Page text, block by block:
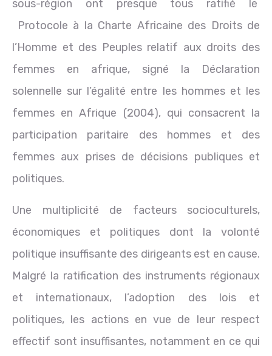
sous-région ont presque tous ratifié le
Protocole à la Charte Africaine des Droits de
l’Homme et des Peuples relatif aux droits des
femmes en afrique, signé la Déclaration
solennelle sur l’égalité entre les hommes et les
femmes en Afrique (2004), qui consacrent la
participation paritaire des hommes et des
femmes aux prises de décisions publiques et
politiques.
Une multiplicité de facteurs socioculturels,
économiques et politiques dont la volonté
politique insuffisante des dirigeants est en cause.
Malgré la ratification des instruments régionaux
et internationaux, l’adoption des lois et
politiques, les actions en vue de leur respect
effectif sont insuffisantes, notamment en ce qui